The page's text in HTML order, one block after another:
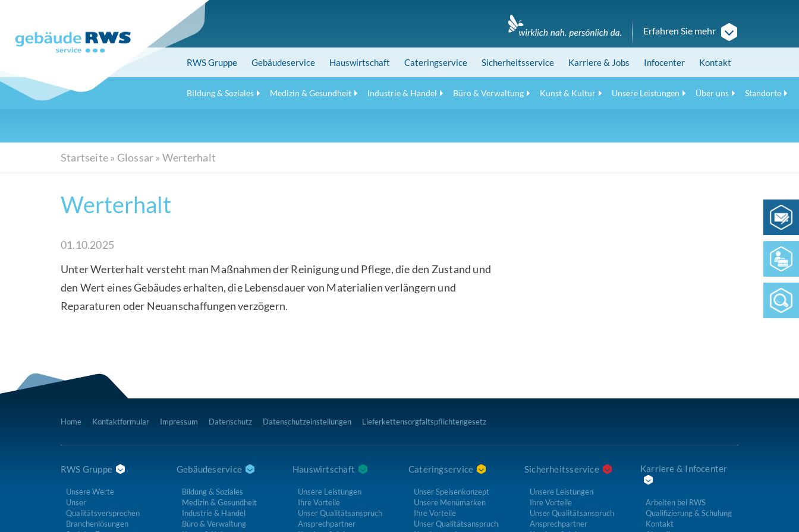
main
content
Erfahren Sie mehr
RWSGruppe Gebäudeservice
Bildung & Soziales Medizin & Gesundheit Industrie & Handel Büro & Verwaltung Kunst & Kultur Unsere Leistungen Über uns Standorte
Hauswirtschaft Cateringservice Sicherheitsservice Karriere& Jobs Infocenter Kontakt
Startseite» Glossar» Werterhalt
Werterhalt
01.10.2025
Unter Werterhalt versteht man Maßnahmen der Reinigung und Pflege, die den Zustand und
den Wert eines Gebäudes erhalten, die Lebensdauer von Materialien verlängern und
Reparaturen oder Neuanschaffungen verzögern.
Home Kontaktformular Impressum Datenschutz Datenschutzeinstellungen Lieferkettensorgfaltspflichtengesetz
RWS Gruppe
Unsere Werte
Unser
Qualitätsversprechen
Branchenlösungen
Gebäudeservice
Bildung & Soziales
Medizin & Gesundheit
Industrie & Handel
Büro & Verwaltung
Hauswirtschaft
Unsere Leistungen
Ihre Vorteile
Unser Qualitätsanspruch
Ansprechpartner
Cateringservice
Unser Speisenkonzept
Unsere Menümarken
Ihre Vorteile
Unser Qualitätsanspruch
Sicherheitsservice
Unsere Leistungen
Ihre Vorteile
Unser Qualitätsanspruch
Ansprechpartner
Karriere & Infocenter
Arbeiten bei RWS
Qualifizierung & Schulung
Kontakt